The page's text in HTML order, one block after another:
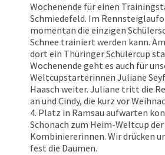
Wochenende für einen
Schmiedefeld. Im
momentan die einzigen
Schnee trainiert werden kann.
dort ein Thüringer Schülercup
Wochenende geht es auch für
Weltcupstarterinnen Juliane
Haasch weiter. Juliane tritt die
an und Cindy, die kurz vor
4. Platz in Ramsau aufwarten
Schonach zum Heim-Weltcup
Kombiniererinnen. Wir drücken
fest die Daumen.